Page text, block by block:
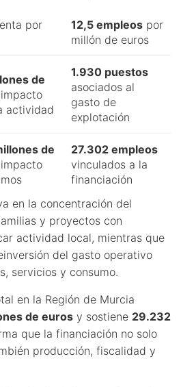
por
12,5 empleos por
millón de euros
de
actividad
1.930 puestos
asociados al
gasto de
explotación
de
27.302 empleos
vinculados a la
financiación
en la concentración del
y proyectos con
actividad local, mientras que
del gasto operativo
servicios y consumo.
en la Región de Murcia
de euros y sostiene 29.232
que la financiación no solo
producción, fiscalidad y